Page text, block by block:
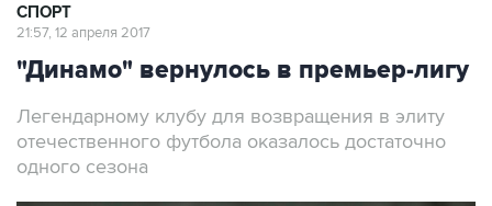
СПОРТ
21:57, 12 апреля 2017
"Динамо" вернулось в премьер-лигу
Легендарному клубу для возвращения в элиту
отечественного футбола оказалось достаточно
одного сезона